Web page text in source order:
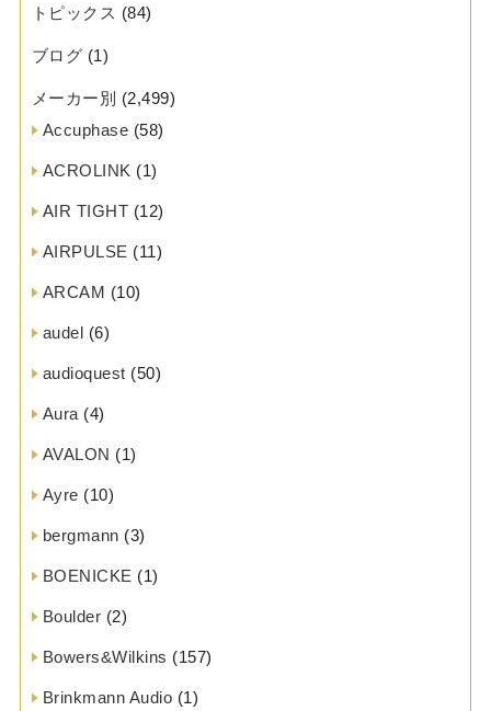
トピックス (84)
ブログ (1)
メーカー別 (2,499)
Accuphase (58)
ACROLINK (1)
AIR TIGHT (12)
AIRPULSE (11)
ARCAM (10)
audel (6)
audioquest (50)
Aura(4)
AVALON (1)
Ayre (10)
bergmann (3)
BOENICKE (1)
Boulder (2)
Bowers&Wilkins (157)
Brinkmann Audio (1)